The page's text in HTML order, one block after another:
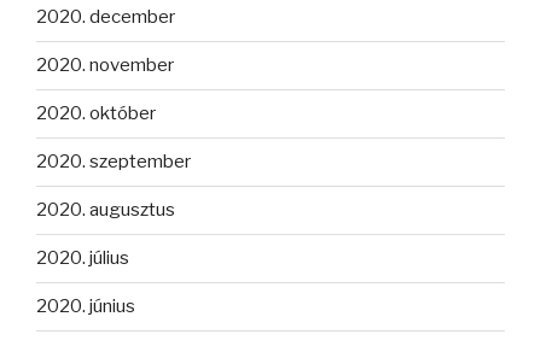
2020. december
2020. november
2020. október
2020. szeptember
2020. augusztus
2020. július
2020. június